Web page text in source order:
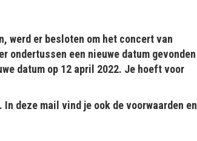
werd er besloten om het concert van
ondertussen een nieuwe datum gevonden
datum op 12 april 2022. Je hoeft voor
deze mail vind je ook de voorwaarden en